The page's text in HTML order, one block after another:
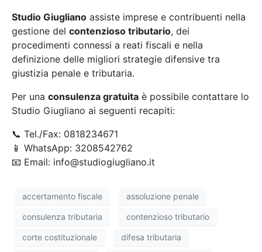
Studio Giugliano assiste imprese e contribuenti nella
gestione del contenzioso tributario, dei
procedimenti connessi a reati fiscali e nella
definizione delle migliori strategie difensive tra
giustizia penale e tributaria.
Per una consulenza gratuita è possibile contattare lo
Studio Giugliano ai seguenti recapiti:
📞 Tel./Fax: 0818234671
📱 WhatsApp: 3208542762
📧 Email: info@studiogiugliano.it
accertamento fiscale assoluzione penale
consulenza tributaria contenzioso tributario
corte costituzionale difesa tributaria